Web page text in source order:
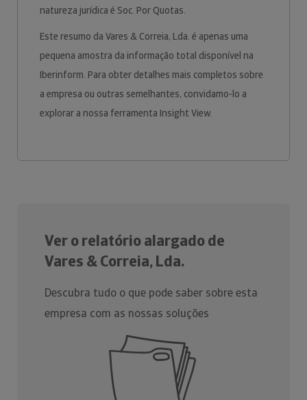
natureza jurídica é Soc. Por Quotas.
Este resumo da Vares & Correia, Lda. é apenas uma
pequena amostra da informação total disponível na
Iberinform. Para obter detalhes mais completos sobre
a empresa ou outras semelhantes, convidamo-lo a
explorar a nossa ferramenta Insight View.
Ver o relatório alargado de
Vares & Correia, Lda.
Descubra tudo o que pode saber sobre esta
empresa com as nossas soluções